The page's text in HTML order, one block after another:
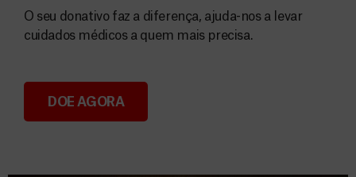
Donativos
O seu donativo faz a diferença, ajuda-nos a levar
cuidados médicos a quem mais precisa.
DOE AGORA